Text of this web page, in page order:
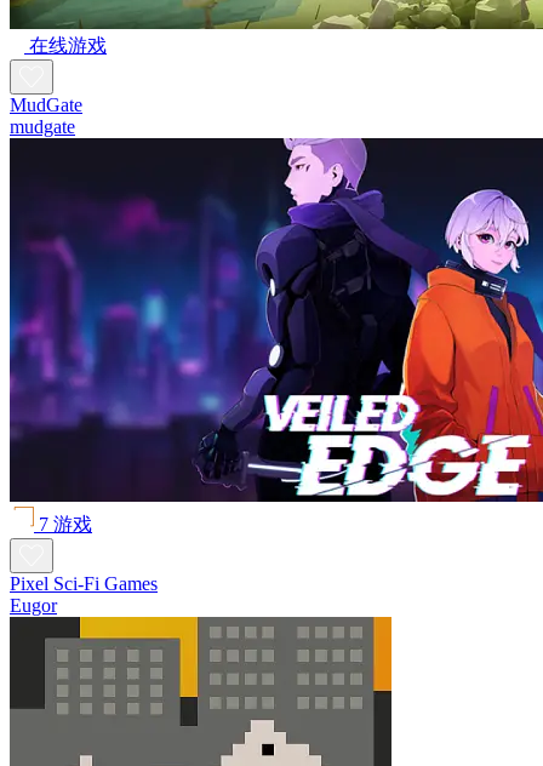
在线游戏
MudGate
mudgate
7 游戏
Pixel Sci-Fi Games
Eugor